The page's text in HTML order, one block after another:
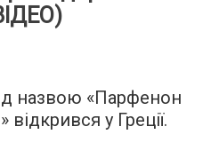
назвою «Парфенон
у Греції.